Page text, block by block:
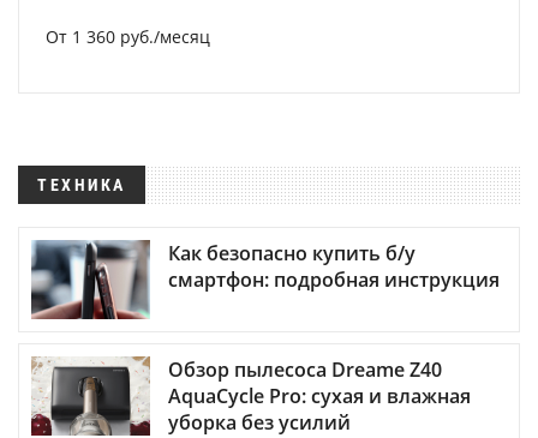
От 1 360 руб./месяц
ТЕХНИКА
Как безопасно купить б/у
смартфон: подробная инструкция
Обзор пылесоса Dreame Z40
AquaCycle Pro: сухая и влажная
уборка без усилий